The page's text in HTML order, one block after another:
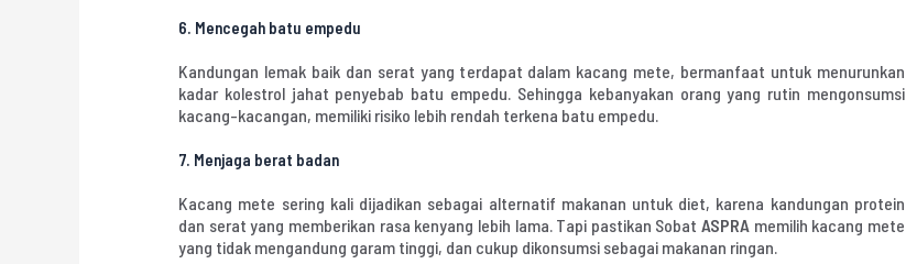
6. Mencegah batu empedu
Kandungan lemak baik dan serat yang terdapat dalam kacang mete, bermanfaat untuk menurunkan
kadar kolestrol jahat penyebab batu empedu. Sehingga kebanyakan orang yang rutin mengonsumsi
kacang-kacangan, memiliki risiko lebih rendah terkena batu empedu.
7. Menjaga berat badan
Kacang mete sering kali dijadikan sebagai alternatif makanan untuk diet, karena kandungan protein
dan serat yang memberikan rasa kenyang lebih lama. Tapi pastikan Sobat ASPRA memilih kacang mete
yang tidak mengandung garam tinggi, dan cukup dikonsumsi sebagai makanan ringan.